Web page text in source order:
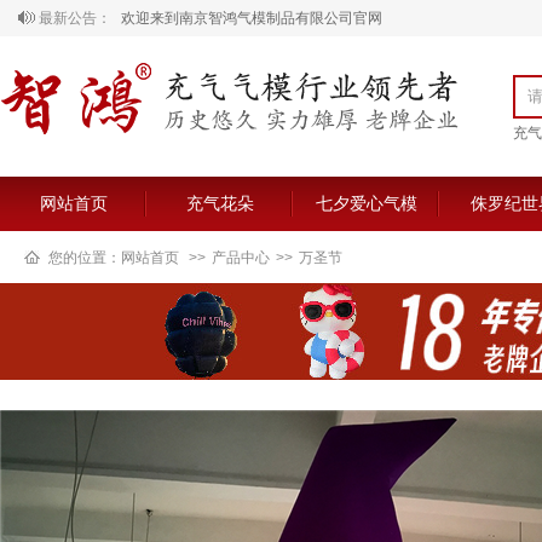
最新公告： 欢迎来到南京智鸿气模制品有限公司官网
充
网站首页 充气花朵 七夕爱心气模 侏罗纪世
您的位置： 网站首页 >> 产品中心 >> 万圣节